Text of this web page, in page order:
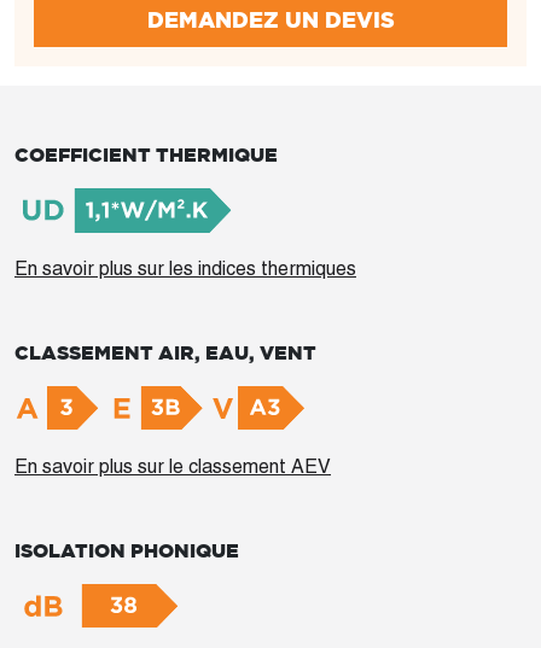
DEMANDEZ UN DEVIS
COEFFICIENT THERMIQUE
En savoir plus sur les indices thermiques
CLASSEMENT AIR, EAU, VENT
En savoir plus sur le classement AEV
ISOLATION PHONIQUE